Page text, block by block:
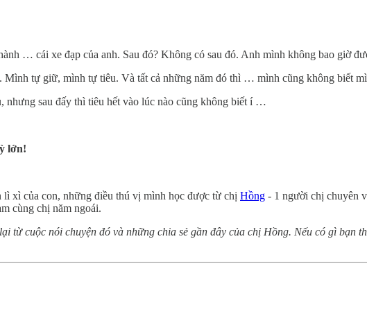
… cái xe đạp của anh. Sau đó? Không có sau đó. Anh mình không bao giờ
Mình tự giữ, mình tự tiêu. Và tất cả những năm đó thì … mình cũng không biết
nhưng sau đấy thì tiêu hết vào lúc nào cũng không biết í …
lớn!
xì của con, những điều thú vị mình học được từ chị Hồng - 1 người chị chuyên
cùng chị năm ngoái.
từ cuộc nói chuyện đó và những chia sẻ gần đây của chị Hồng. Nếu có gì bạn